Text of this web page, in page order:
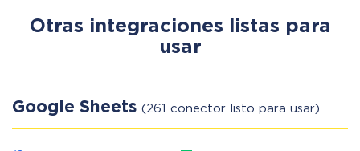
Otras integraciones listas para
usar
Google Sheets (261 conector listo para usar)